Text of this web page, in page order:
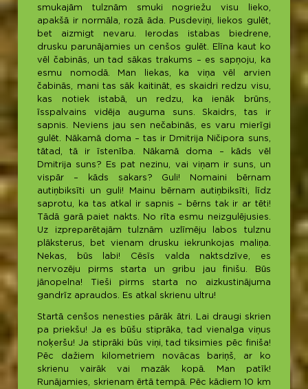
smukajām tulznām smuki nogriežu visu lieko,
apakšā ir normāla, rozā āda. Pusdeviņi, liekos gulēt,
bet aizmigt nevaru. Ierodas istabas biedrene,
drusku parunājamies un cenšos gulēt. Elīna kaut ko
vēl čabinās, un tad sākas trakums – es sapņoju, ka
esmu nomodā. Man liekas, ka viņa vēl arvien
čabinās, mani tas sāk kaitināt, es skaidri redzu visu,
kas notiek istabā, un redzu, ka ienāk brūns,
īsspalvains vidēja auguma suns. Skaidrs, tas ir
sapnis. Neviens jau sen nečabinās, es varu mierīgi
gulēt. Nākamā doma – tas ir Dmitrija Ničipora suns,
tātad, tā ir īstenība. Nākamā doma – kāds vēl
Dmitrija suns? Es pat nezinu, vai viņam ir suns, un
vispār – kāds sakars? Guli! Nomaini bērnam
autiņbiksīti un guli! Mainu bērnam autiņbiksīti, līdz
saprotu, ka tas atkal ir sapnis – bērns tak ir ar tēti!
Tādā garā paiet nakts. No rīta esmu neizgulējusies.
Uz izpreparētajām tulznām uzlīmēju labos tulznu
plāksterus, bet vienam drusku iekrunkojas maliņa.
Nekas, būs labi! Cēsīs valda naktsdzīve, es
nervozēju pirms starta un gribu jau finišu. Būs
jānopelna! Tieši pirms starta no aizkustinājuma
gandrīz apraudos. Es atkal skrienu ultru!
Startā cenšos nenesties pārāk ātri. Lai draugi skrien
pa priekšu! Ja es būšu stiprāka, tad vienalga viņus
noķeršu! Ja stiprāki būs viņi, tad tiksimies pēc finiša!
Pēc dažiem kilometriem novācas bariņš, ar ko
skrienu vairāk vai mazāk kopā. Man patīk!
Runājamies, skrienam ērtā tempā. Pēc kādiem 10 km